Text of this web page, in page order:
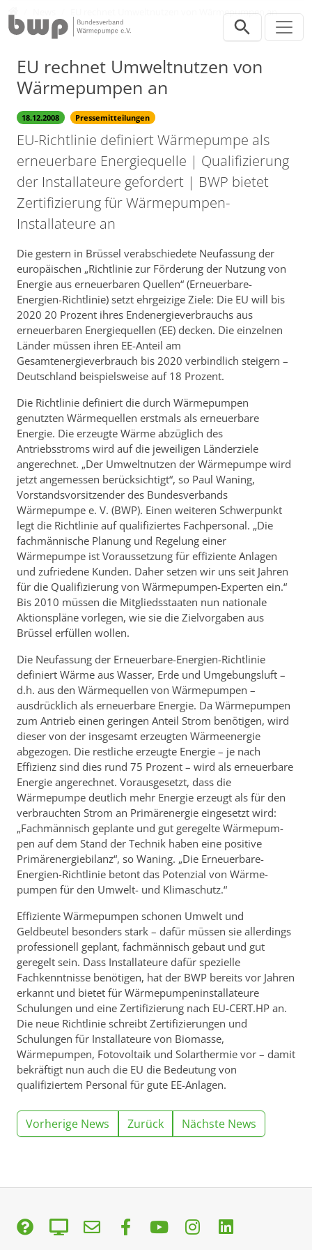
EU rechnet Umweltnutzen von Wärmepumpen an
EU rechnet Umweltnutzen von
Wärmepumpen an
18.12.2008 Pressemitteilungen
EU-Richtlinie definiert Wärmepumpe als
erneuerbare Energiequelle | Qualifizierung
der Installateure gefordert | BWP bietet
Zertifizierung für Wärmepumpen-
Installateure an
Die gestern in Brüssel verabschiedete Neufassung der
europäischen „Richtlinie zur Förderung der Nutzung von
Energie aus erneuerbaren Quellen“ (Erneuerbare-
Energien-Richtlinie) setzt ehrgeizige Ziele: Die EU will bis
2020 20 Prozent ihres Endenergieverbrauchs aus
erneuerbaren Energiequellen (EE) decken. Die einzelnen
Länder müssen ihren EE-Anteil am
Gesamtenergieverbrauch bis 2020 verbindlich steigern –
Deutschland beispielsweise auf 18 Prozent.
Die Richtlinie definiert die durch Wärmepumpen
genutzten Wärmequellen erstmals als erneuerbare
Energie. Die erzeugte Wärme abzüglich des
Antriebsstroms wird auf die jeweiligen Länderziele
angerechnet. „Der Umweltnutzen der Wärmepumpe wird
jetzt angemessen berücksichtigt“, so Paul Waning,
Vorstandsvor­sit­zender des Bundesverbands
Wärmepumpe e. V. (BWP). Einen weiteren Schwerpunkt
legt die Richtlinie auf qualifiziertes Fachpersonal. „Die
fachmännische Planung und Regelung einer
Wärmepumpe ist Voraussetzung für effiziente Anlagen
und zufriedene Kunden. Daher setzen wir uns seit Jahren
für die Qualifizierung von Wärmepumpen-Experten ein.“
Bis 2010 müssen die Mitglieds­staaten nun nationale
Aktionspläne vorlegen, wie sie die Zielvorgaben aus
Brüssel erfüllen wollen.
Die Neufassung der Erneuerbare-Energien-Richtlinie
definiert Wärme aus Wasser, Erde und Umgebungsluft –
d.h. aus den Wärmequellen von Wärmepumpen –
ausdrücklich als erneuerbare Energie. Da Wärmepumpen
zum Antrieb einen geringen Anteil Strom benötigen, wird
dieser von der insgesamt erzeugten Wärmeenergie
abgezogen. Die restliche erzeugte Energie – je nach
Effizienz sind dies rund 75 Prozent – wird als erneuerbare
Energie angerechnet. Vorausgesetzt, dass die
Wärmepumpe deutlich mehr Energie erzeugt als für den
verbrauchten Strom an Primärenergie eingesetzt wird:
„Fachmännisch geplante und gut geregelte Wärme­pum­
pen auf dem Stand der Technik haben eine positive
Primärenergiebilanz“, so Waning. „Die Erneuerbare-
Energien-Richtlinie betont das Potenzial von Wärme­
pumpen für den Umwelt- und Klimaschutz.“
Effiziente Wärmepumpen schonen Umwelt und
Geldbeutel besonders stark – dafür müssen sie allerdings
professionell geplant, fachmännisch gebaut und gut
geregelt sein. Dass Installateure dafür spezielle
Fachkenntnisse benötigen, hat der BWP bereits vor Jahren
erkannt und bietet für Wärmepumpeninstallateure
Schulungen und eine Zertifizierung nach EU-CERT.HP an.
Die neue Richtlinie schreibt Zertifizierungen und
Schulungen für Installateure von Biomasse,
Wärmepumpen, Fotovoltaik und Solarthermie vor – damit
bekräftigt nun auch die EU die Bedeutung von
qualifiziertem Personal für gute EE-Anlagen.
Vorherige News Zurück Nächste News